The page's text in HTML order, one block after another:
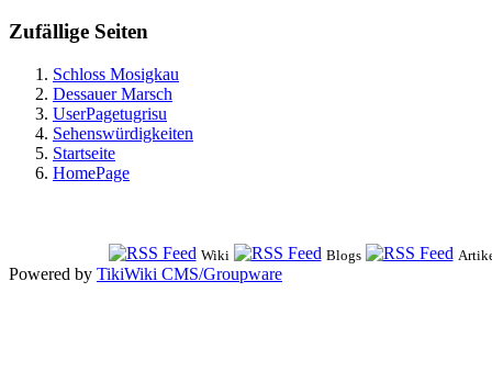
Zufällige Seiten
Schloss Mosigkau
Dessauer Marsch
UserPagetugrisu
Sehenswürdigkeiten
Startseite
HomePage
Wiki Blogs
Powered by TikiWiki CMS/Groupware